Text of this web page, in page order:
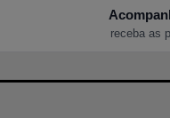
receba as